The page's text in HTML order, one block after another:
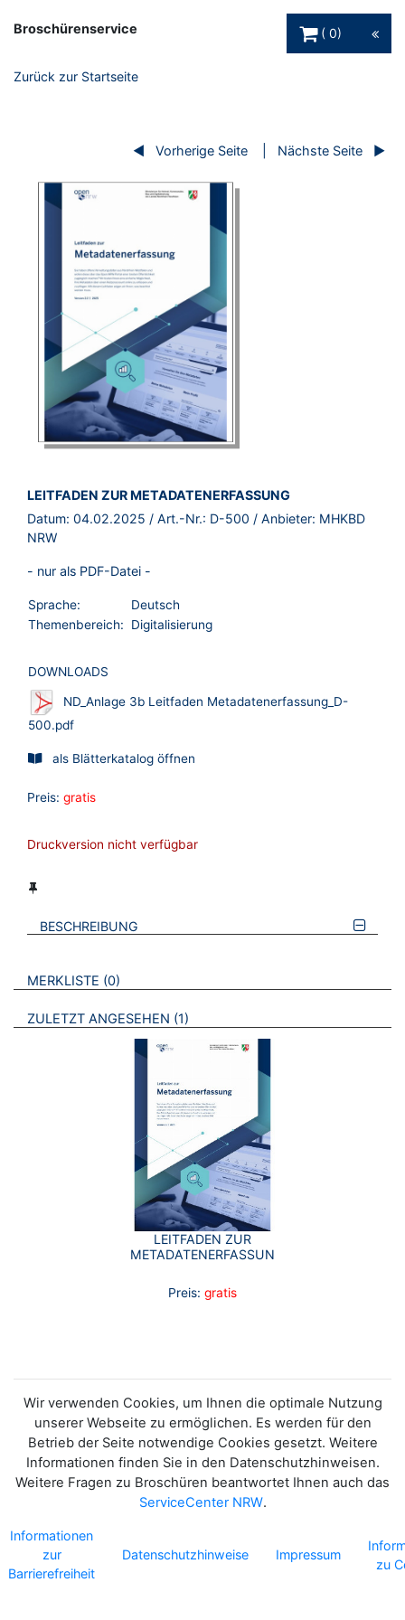
Broschürenservice
0
Zurück zur Startseite
Vorherige Seite Nächste Seite
BROSCHÜRE:
LEITFADEN ZUR METADATENERFASSUNG
Datum: 04.02.2025 / Art.-Nr.: D-500 / Anbieter: MHKBD
NRW
- nur als PDF-Datei -
Sprache:
Deutsch
Themenbereich:
Digitalisierung
DOWNLOADS
ND_Anlage 3b Leitfaden Metadatenerfassung_D-
500.pdf
als Blätterkatalog öffnen
Preis: gratis
Druckversion nicht verfügbar
BESCHREIBUNG
VERWEISE AUF VERMERKTE- ODER ZULETZT ANGESEHENE
MERKLISTE 0 BROSCHÜREN
ZULETZT ANGESEHEN 1 BROSCHÜREN
LEITFADEN ZUR
METADATENERFASSUNG
Preis: gratis
Wir verwenden Cookies, um Ihnen die optimale Nutzung
unserer Webseite zu ermöglichen. Es werden für den
Betrieb der Seite notwendige Cookies gesetzt. Weitere
Informationen finden Sie in den Datenschutzhinweisen.
Weitere Fragen zu Broschüren beantwortet Ihnen auch das
ServiceCenter NRW.
Informationen
zur
Barrierefreiheit
Datenschutzhinweise Impressum
zu